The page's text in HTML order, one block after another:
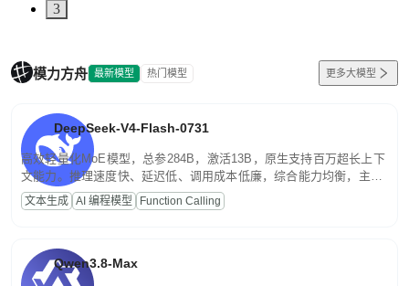
3
模力方舟 最新模型 热门模型 更多大模型
DeepSeek-V4-Flash-0731
高效轻量化MoE模型，总参284B，激活13B，原生支持百万超长上下
文能力。推理速度快、延迟低、调用成本低廉，综合能力均衡，主打
高并发、轻量化任务，适合日常对话、内容创作、基础 RAG、批量
文案处理等普惠刚需场景。
文本生成 AI 编程模型 Function Calling
Qwen3.8-Max